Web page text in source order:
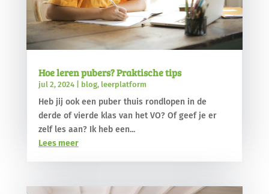
Hoe leren pubers? Praktische tips
jul 2, 2024| blog, leerplatform
Heb jij ook een puber thuis rondlopen in de
derde of vierde klas van het VO? Of geef je er
zelf les aan? Ik heb een...
Lees meer